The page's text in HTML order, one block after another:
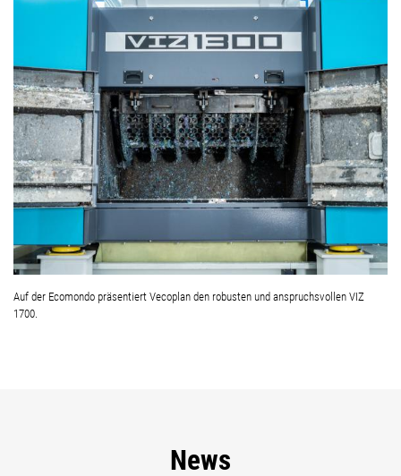
Auf der Ecomondo präsentiert Vecoplan den robusten und anspruchsvollen VIZ
1700.
News